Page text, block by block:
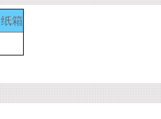
箱